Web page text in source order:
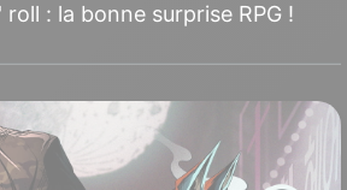
: la bonne surprise RPG !